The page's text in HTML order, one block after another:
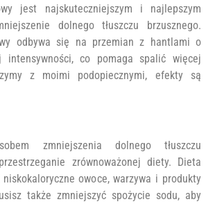
jest najskuteczniejszym i najlepszym
dolnego tłuszczu brzusznego.
odbywa się na przemian z hantlami o
co pomaga spalić więcej
z moimi podopiecznymi, efekty są
zmniejszenia dolnego tłuszczu
zrównoważonej diety. Dieta
owoce, warzywa i produkty
także zmniejszyć spożycie sodu, aby